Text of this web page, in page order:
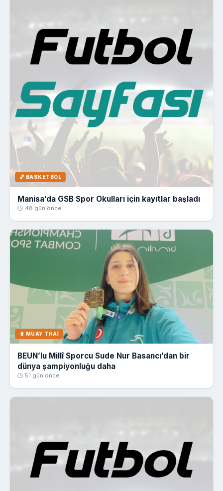
🏀 BASKETBOL
Manisa’da GSB Spor Okulları için kayıtlar başladı
🕒 48 gün önce
🥊 MUAY THAI
BEUN’lu Millî Sporcu Sude Nur Basancı’dan bir
dünya şampiyonluğu daha
🕒 51 gün önce